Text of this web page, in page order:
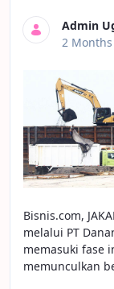
Admin
2
Bisnis.com,
melalui PT
memasuki fase
memunculkan